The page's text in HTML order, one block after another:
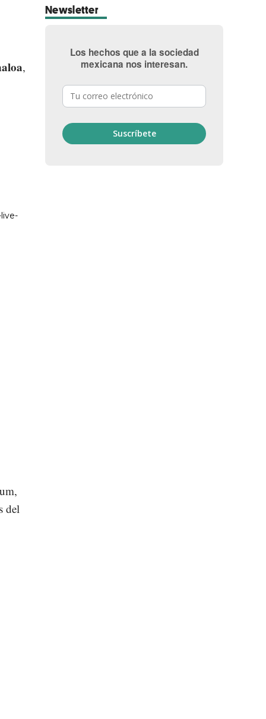
Newsletter
Los hechos que a la sociedad
mexicana nos interesan.
,
del